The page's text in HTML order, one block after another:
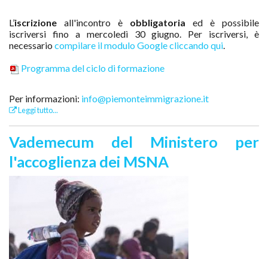
L’iscrizione all'incontro è obbligatoria ed è possibile
iscriversi fino a mercoledì 30 giugno. Per iscriversi, è
necessario compilare il modulo Google cliccando qui.
Programma del ciclo di formazione
Per informazioni: info@piemonteimmigrazione.it
Leggi tutto...
Vademecum del Ministero per
l'accoglienza dei MSNA